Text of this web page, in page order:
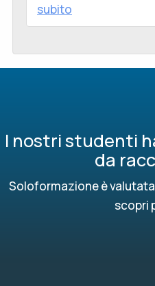
subito
I nostri studenti
da
Soloformazione è
scopri